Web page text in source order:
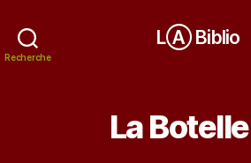
Recherche
LⒶ Biblio
La